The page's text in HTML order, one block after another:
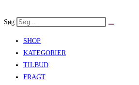
to
Søg
SHOP
KATEGORIER
TILBUD
FRAGT